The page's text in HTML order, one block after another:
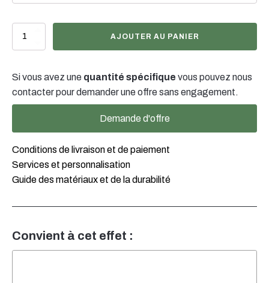
quantité
PET
28/410
AJOUTER AU PANIER
Si vous avez une quantité spécifique vous pouvez nous
contacter pour demander une offre sans engagement.
Demande d'offre
Conditions de livraison et de paiement
Services et personnalisation
Guide des matériaux et de la durabilité
Convient à cet effet :